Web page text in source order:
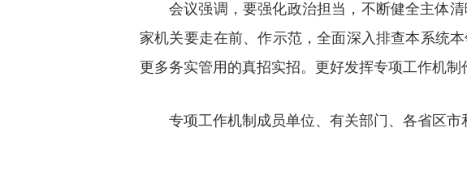
会议强调，要强化政治担当，不断健全主体
家机关要走在前、作示范，全面深入排查本系统
更多务实管用的真招实招。更好发挥专项工作机制
专项工作机制成员单位、有关部门、各省区